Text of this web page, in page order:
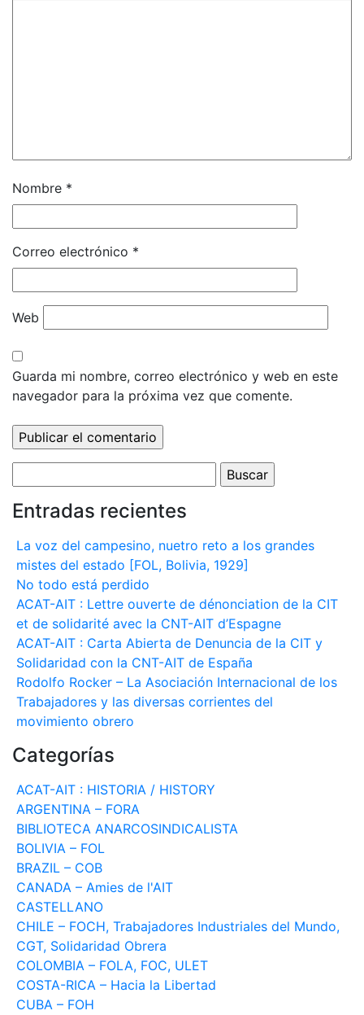
Nombre *
Correo electrónico *
Web
Guarda mi nombre, correo electrónico y web en este
navegador para la próxima vez que comente.
Entradas recientes
La voz del campesino, nuetro reto a los grandes
mistes del estado [FOL, Bolivia, 1929]
No todo está perdido
ACAT-AIT : Lettre ouverte de dénonciation de la CIT
et de solidarité avec la CNT-AIT d’Espagne
ACAT-AIT : Carta Abierta de Denuncia de la CIT y
Solidaridad con la CNT-AIT de España
Rodolfo Rocker – La Asociación Internacional de los
Trabajadores y las diversas corrientes del
movimiento obrero
Categorías
ACAT-AIT : HISTORIA / HISTORY
ARGENTINA – FORA
BIBLIOTECA ANARCOSINDICALISTA
BOLIVIA – FOL
BRAZIL – COB
CANADA – Amies de l'AIT
CASTELLANO
CHILE – FOCH, Trabajadores Industriales del Mundo,
CGT, Solidaridad Obrera
COLOMBIA – FOLA, FOC, ULET
COSTA-RICA – Hacia la Libertad
CUBA – FOH